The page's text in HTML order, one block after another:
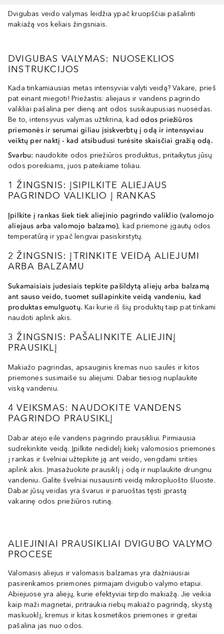
Dvigubas veido valymas leidžia ypač kruopščiai pašalinti
makiažą vos keliais žingsniais.
DVIGUBAS VALYMAS: NUOSEKLIOS
INSTRUKCIJOS
Kada tinkamiausias metas intensyviai valyti veidą? Vakare, prieš
pat einant miegoti! Priežastis: aliejaus ir vandens pagrindo
valikliai pašalina per dieną ant odos susikaupusias nuosėdas.
Be to, intensyvus valymas užtikrina, kadodos priežiūros
priemonės ir serumai giliau įsiskverbtų į odą ir intensyviau
veiktų per naktį - kad atsibudusi turėsite skaisčiai gražią odą.
Svarbu: naudokite odos priežiūros produktus, pritaikytus jūsų
odos poreikiams, juos pateikiame toliau.
1 ŽINGSNIS: ĮSIPILKITE ALIEJAUS
PAGRINDO VALIKLIO Į RANKAS
Įpilkite į rankas šiek tiek aliejinio pagrindo valiklio (valomojo
aliejaus arba valomojo balzamo), kad priemonė įgautų odos
temperatūrą ir ypač lengvai pasiskirstytų.
2 ŽINGSNIS: ĮTRINKITE VEIDĄ ALIEJUMI
ARBA BALZAMU
Sukamaisiais judesiais tepkite pašildytą aliejų arba balzamą
ant sauso veido, tuomet sušlapinkite veidą vandeniu, kad
produktas emulguotų.Kai kurie iš šių produktų taip pat tinkami
naudoti aplink akis.
3 ŽINGSNIS: PAŠALINKITE ALIEJINĮ
PRAUSIKLĮ
Makiažo pagrindas, apsauginis kremas nuo saulės ir kitos
priemonės susimaišė su aliejumi. Dabar tiesiog nuplaukite
viską vandeniu.
4 VEIKSMAS: NAUDOKITE VANDENS
PAGRINDO PRAUSIKLĮ
Dabar atėjo eilė vandens pagrindo prausikliui. Pirmiausia
sudrėkinkite veidą. Įpilkite nedidelį kiekį valomosios priemonės
į rankas ir švelniai užtepkite ją ant veido, vengdami srities
aplink akis. Įmasažuokite prausiklį į odą ir nuplaukite drungnu
vandeniu. Galite švelniai nusausinti veidą mikropluošto šluoste.
Dabar jūsų veidas yra švarus ir paruoštas tęsti įprastą
vakarinę odos priežiūros rutiną.
ALIEJINIAI PRAUSIKLIAI DVIGUBO VALYMO
PROCESE
Valomasis aliejus ir valomasis balzamas yra dažniausiai
pasirenkamos priemonės pirmajam dvigubo valymo etapui.
Abiejuose yra aliejų, kurie efektyviai tirpdo makiažą. Jie veikia
kaip maži magnetai, pritraukia riebų makiažo pagrindą, skystą
maskuoklį, kremus ir kitas kosmetikos priemones ir greitai
pašalina jas nuo odos.